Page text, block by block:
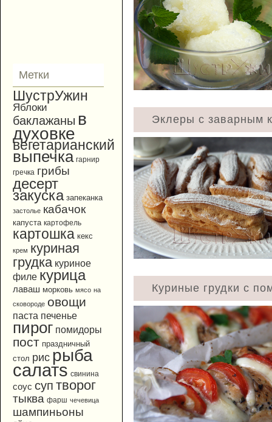
Метки
ШустрУжин
Яблоки
баклажаны в
духовке
вегетарианский
выпечка гарнир
гречка грибы
десерт
закуска запеканка
застолье кабачок
капуста картофель
картошка кекс
крем куриная
грудка куриное
филе курица
лаваш морковь мясо на
сковороде овощи
паста печенье
пирог помидоры
пост праздничный
стол рис рыба
салатs свинина
соус суп творог
тыква фарш чечевица
шампиньоны
Эклеры с заварным
Куриные грудки с